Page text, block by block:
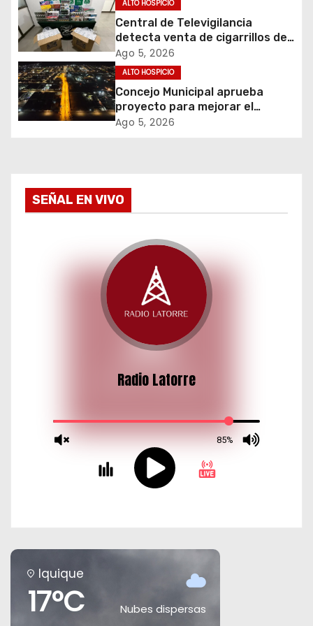
e
e
n
t
r
d
a
ALTO HOSPICIO
Central de Televigilancia
detecta venta de cigarrillos de
contrabando y permite
incautación de más de 3 mil
cajetillas
Ago 5, 2026
ALTO HOSPICIO
Concejo Municipal aprueba
proyecto para mejorar el
alumbrado público del sector El
Ago 5, 2026
SEÑAL EN VIVO
Iquique
17°C Nubes dispersas